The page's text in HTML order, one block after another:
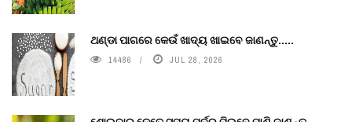
ଥଣ୍ଡା ପାଗରେ କେଉଁ ଖାଦ୍ୟ ଖାଇବେ ଜାଣନ୍ତୁ.....
14486 JUL 28, 2026